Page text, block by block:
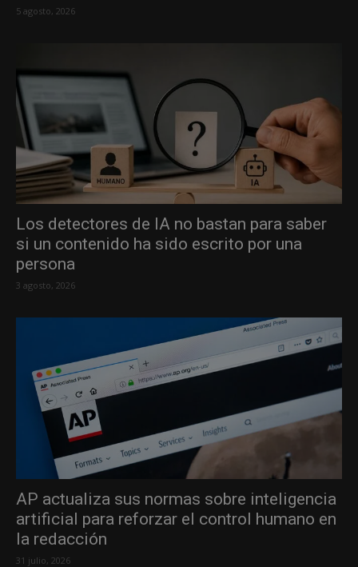
5 agosto, 2026
Los detectores de IA no bastan para saber
si un contenido ha sido escrito por una
persona
3 agosto, 2026
AP actualiza sus normas sobre inteligencia
artificial para reforzar el control humano en
la redacción
31 julio, 2026